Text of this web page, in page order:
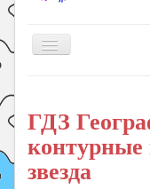
Включить/
Книги
Рукоделие
Подготовка к
ГДЗ
звезда